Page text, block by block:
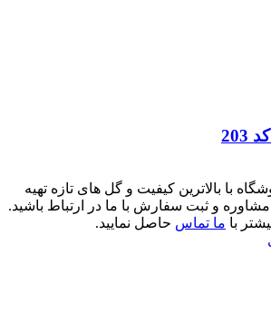
با بالاترین کیفیت و گل های تازه تهیه
و ثبت سفارش با ما در ارتباط باشید.
با ما تماس حاصل نمایید.